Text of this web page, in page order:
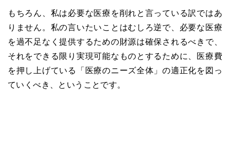
もちろん、私は必要な医療を削れと言っている訳ではあ
りません。私の言いたいことはむしろ逆で、必要な医療
を過不足なく提供するための財源は確保されるべきで、
それをできる限り実現可能なものとするために、医療費
を押し上げている「医療のニーズ全体」の適正化を図っ
ていくべき、ということです。